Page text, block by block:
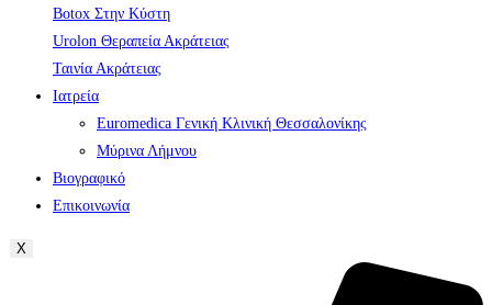
Botox Στην Κύστη
Urolon Θεραπεία Ακράτειας
Ταινία Ακράτειας
Ιατρεία
Euromedica Γενική Κλινική Θεσσαλονίκης
Μύρινα Λήμνου
Βιογραφικό
Επικοινωνία
X